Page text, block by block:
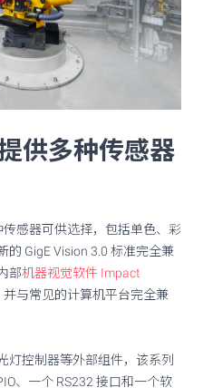
供多种传感器
感器可供选择，包括单色、彩
的 GigE Vision 3.0 标准完全兼
部机器视觉软件 Impact
与常见的计算机平台完全兼
灯控制器等外部组件，该系列
、一个 RS232 接口和一个软